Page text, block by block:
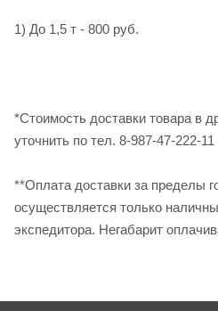
1) До 1,5 т - 800 руб.
*Стоимость доставки товара в
уточнить по тел. 8-987-47-222-11
**Оплата доставки за пределы
осуществляется только
экспедитора. Негабарит